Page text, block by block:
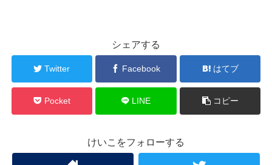
シェアする
Twitter Facebook はてブ
Pocket LINE コピー
けいこをフォローする